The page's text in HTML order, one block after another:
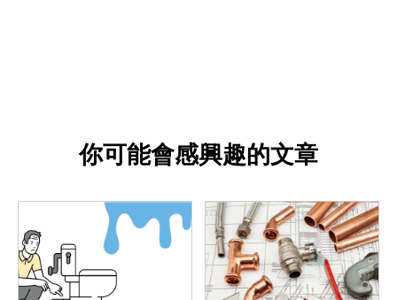
你可能會感興趣的文章